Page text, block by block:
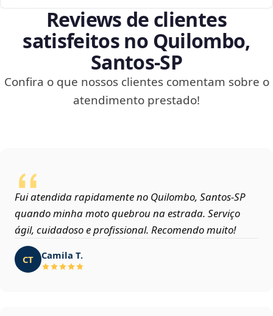
Reviews de clientes
satisfeitos no Quilombo,
Santos‑SP
Confira o que nossos clientes comentam sobre o
atendimento prestado!
Fui atendida rapidamente no Quilombo, Santos‑SP
quando minha moto quebrou na estrada. Serviço
ágil, cuidadoso e profissional. Recomendo muito!
CT Camila T.